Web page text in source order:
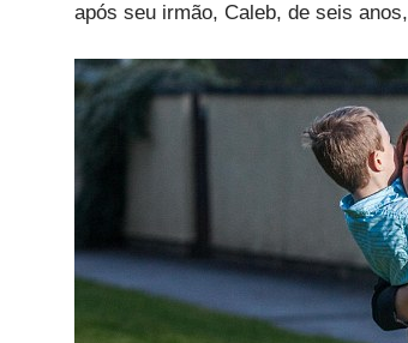
após seu irmão, Caleb, de seis